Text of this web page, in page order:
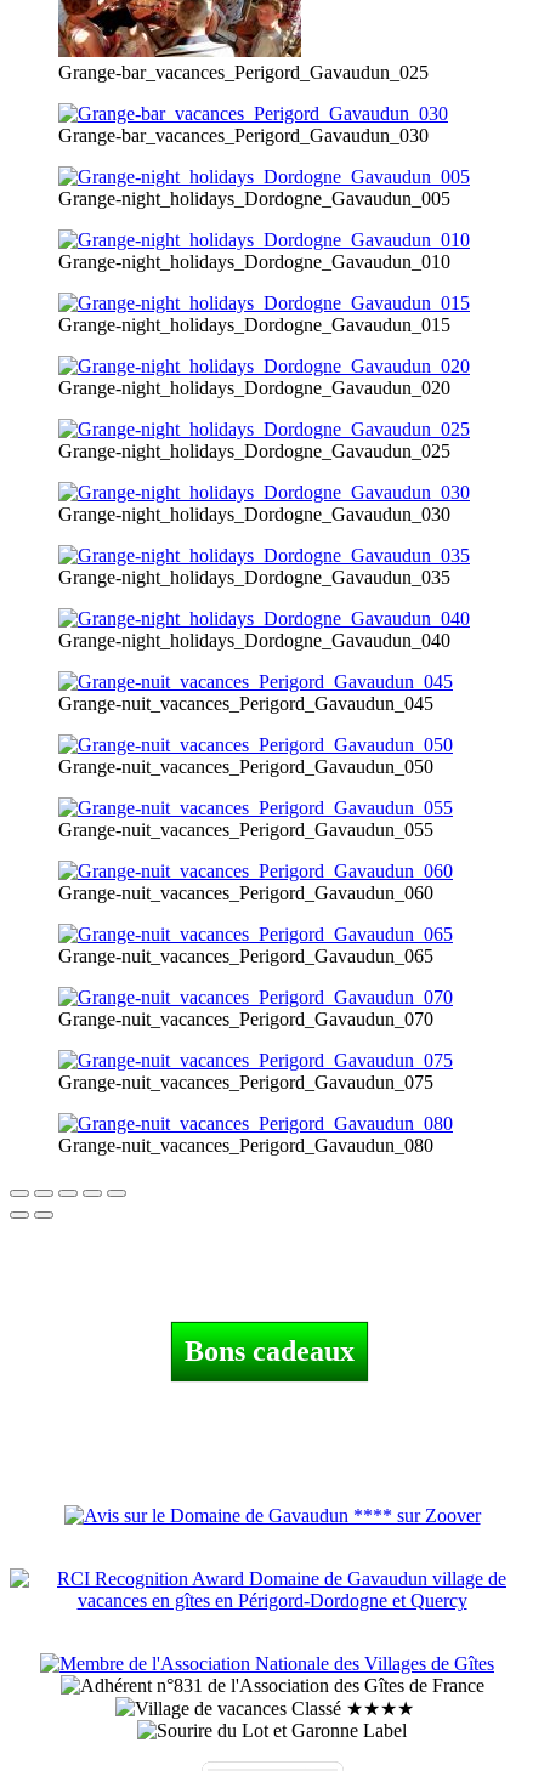
Grange-bar_vacances_Perigord_Gavaudun_025
Grange-bar_vacances_Perigord_Gavaudun_030
Grange-night_holidays_Dordogne_Gavaudun_005
Grange-night_holidays_Dordogne_Gavaudun_010
Grange-night_holidays_Dordogne_Gavaudun_015
Grange-night_holidays_Dordogne_Gavaudun_020
Grange-night_holidays_Dordogne_Gavaudun_025
Grange-night_holidays_Dordogne_Gavaudun_030
Grange-night_holidays_Dordogne_Gavaudun_035
Grange-night_holidays_Dordogne_Gavaudun_040
Grange-nuit_vacances_Perigord_Gavaudun_045
Grange-nuit_vacances_Perigord_Gavaudun_050
Grange-nuit_vacances_Perigord_Gavaudun_055
Grange-nuit_vacances_Perigord_Gavaudun_060
Grange-nuit_vacances_Perigord_Gavaudun_065
Grange-nuit_vacances_Perigord_Gavaudun_070
Grange-nuit_vacances_Perigord_Gavaudun_075
Grange-nuit_vacances_Perigord_Gavaudun_080